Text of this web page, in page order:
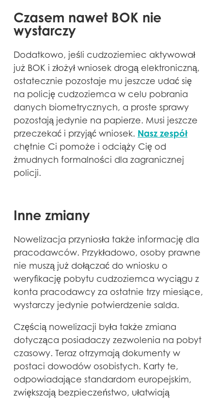
Czasem nawet BOK nie
wystarczy
Dodatkowo, jeśli cudzoziemiec aktywował
już BOK i złożył wniosek drogą elektroniczną,
ostatecznie pozostaje mu jeszcze udać się
na policję cudzoziemca w celu pobrania
danych biometrycznych, a proste sprawy
pozostają jedynie na papierze. Musi jeszcze
przeczekać i przyjąć wniosek. Nasz zespół
chętnie Ci pomoże i odciąży Cię od
żmudnych formalności dla zagranicznej
policji.
Inne zmiany
Nowelizacja przyniosła także informację dla
pracodawców. Przykładowo, osoby prawne
nie muszą już dołączać do wniosku o
weryfikację pobytu cudzoziemca wyciągu z
konta pracodawcy za ostatnie trzy miesiące,
wystarczy jedynie potwierdzenie salda.
Częścią nowelizacji była także zmiana
dotycząca posiadaczy zezwolenia na pobyt
czasowy. Teraz otrzymają dokumenty w
postaci dowodów osobistych. Karty te,
odpowiadające standardom europejskim,
zwiększają bezpieczeństwo, ułatwiają